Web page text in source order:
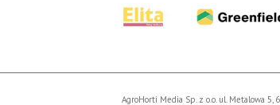
AgroHorti Media Sp. z o.o. ul. Metalowa